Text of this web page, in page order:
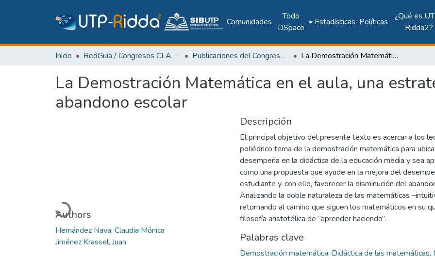
Comunidades
Todo
DSpace
Estadísticas Políticas
¿Qué es
Ridda2?
Inicio RedGuia / Congresos CLABES Publicaciones del Congreso Internacional CLABES La Demostración Matemática en el aula, una estrategia para reducir el abandono escolar
La Demostración Matemática en el aula, una
abandono escolar
Cargando...
Authors
Hernández Nava, Claudia Mónica
Jiménez Krassel, Juan
Descripción
El principal objetivo del presente texto es acercar a los
poliédrico tema de la demostración matemática para
desempeña en la didáctica de la educación media y sea
como una propuesta que ayude en la mejora del
estudiante y, con ello, favorecer la disminución del
Analizando la doble naturaleza de las matemáticas
retornando al camino que siguen los matemáticos en su
filosofía aristotélica de “aprender haciendo”.
Palabras clave
Demostración matemática, Didáctica de las matemáticas,